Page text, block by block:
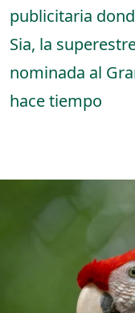
publicitaria
Sia, la
nominada al
hace tiempo